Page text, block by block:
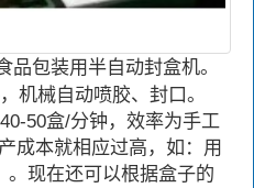
包装用半自动封盒机。
机械自动喷胶、封口。
50盒/分钟，效率为手工
成本就相应过高，如：用
现在还可以根据盒子的